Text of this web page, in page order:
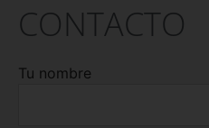
CONTACTO
Tu nombre